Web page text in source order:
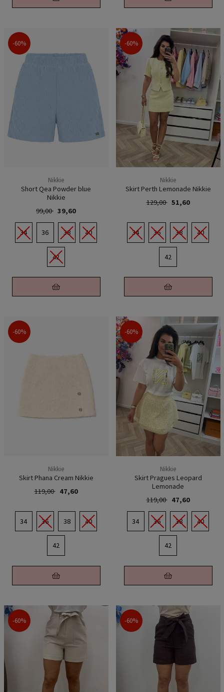
-60%
Nikkie
Short Qea Powder blue
Nikkie
99,00 39,60
34 36 38 40
42
-60%
Nikkie
Skirt Perth Lemonade Nikkie
129,00 51,60
34 36 38 40
42
-60%
Nikkie
Skirt Phana Cream Nikkie
119,00 47,60
34 36 38 40
42
-60%
Nikkie
Skirt Pragues Leopard
Lemonade
119,00 47,60
34 36 38 40
42
-60% -60%